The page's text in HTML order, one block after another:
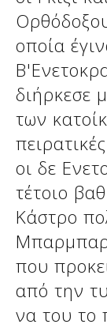
οποία
διήρκεσε
των
οι δε
τέτοιο
Κάστρο
που
από την
να του το